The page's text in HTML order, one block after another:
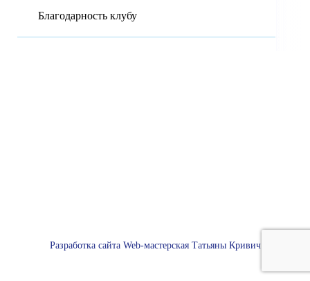
Благодарность клубу
Разработка сайта Web-мастерская Татьяны Кривич